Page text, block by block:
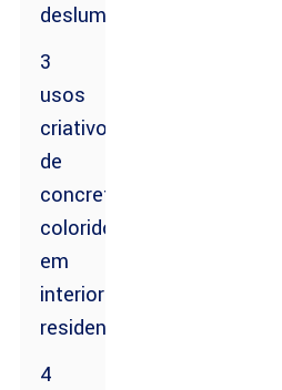
deslumbrantes
3
usos
criativos
de
concreto
colorido
em
interiores
residenciais
4